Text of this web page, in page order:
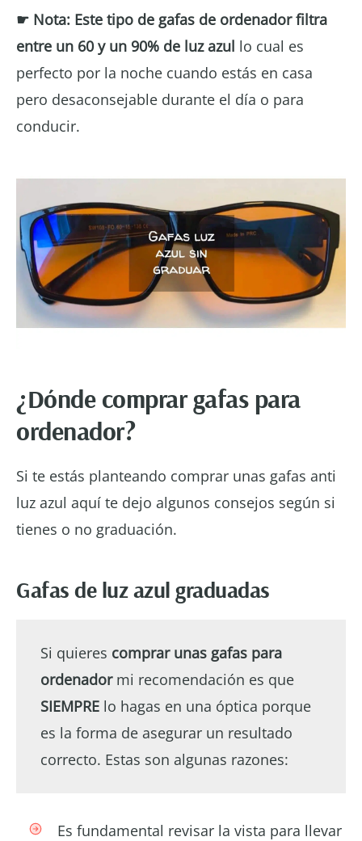
☛ Nota: Este tipo de gafas de ordenador filtra
entre un 60 y un 90% de luz azul lo cual es
perfecto por la noche cuando estás en casa
pero desaconsejable durante el día o para
conducir.
¿Dónde comprar gafas para
ordenador?
Si te estás planteando comprar unas gafas anti
luz azul aquí te dejo algunos consejos según si
tienes o no graduación.
Gafas de luz azul graduadas
Si quieres comprar unas gafas para
ordenadormi recomendación es que
SIEMPRE lo hagas en una óptica porque
es la forma de asegurar un resultado
correcto. Estas son algunas razones:
Es fundamental revisar la vista para llevar